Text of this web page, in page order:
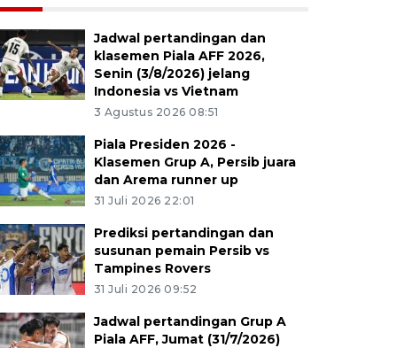
Jadwal pertandingan dan
klasemen Piala AFF 2026,
Senin (3/8/2026) jelang
Indonesia vs Vietnam
3 Agustus 2026 08:51
Piala Presiden 2026 -
Klasemen Grup A, Persib juara
dan Arema runner up
31 Juli 2026 22:01
Prediksi pertandingan dan
susunan pemain Persib vs
Tampines Rovers
31 Juli 2026 09:52
Jadwal pertandingan Grup A
Piala AFF, Jumat (31/7/2026)